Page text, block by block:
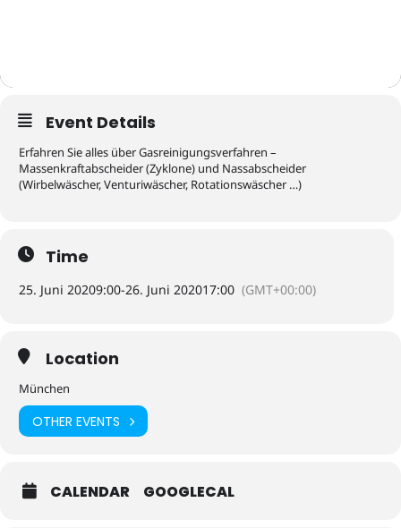
Event Details
Erfahren Sie alles über Gasreinigungsverfahren –
Massenkraftabscheider (Zyklone) und Nassabscheider
(Wirbelwäscher, Venturiwäscher, Rotationswäscher …)
Time
25. Juni 20209:00-26. Juni 202017:00 (GMT+00:00)
Location
München
OTHER EVENTS
CALENDAR GOOGLECAL